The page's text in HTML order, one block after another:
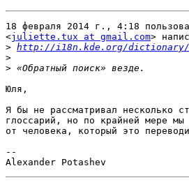
18 февраля 2014 г., 4:18
<juliette.tux at gmail.com>
> http://i18n.kde.org/dictionary/
>
>
Юля,
Я бы не рассматривал несколько
глоссарий, но по крайней мере мы
от человека, который это
--